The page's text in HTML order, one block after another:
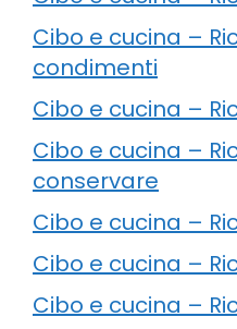
Cibo e cucina –
condimenti
Cibo e cucina –
Cibo e cucina –
conservare
Cibo e cucina –
Cibo e cucina –
Cibo e cucina –